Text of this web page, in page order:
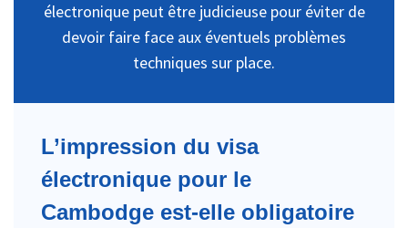
électronique peut être judicieuse pour éviter de
devoir faire face aux éventuels problèmes
techniques sur place.
L’impression du visa
électronique pour le
Cambodge est-elle obligatoire